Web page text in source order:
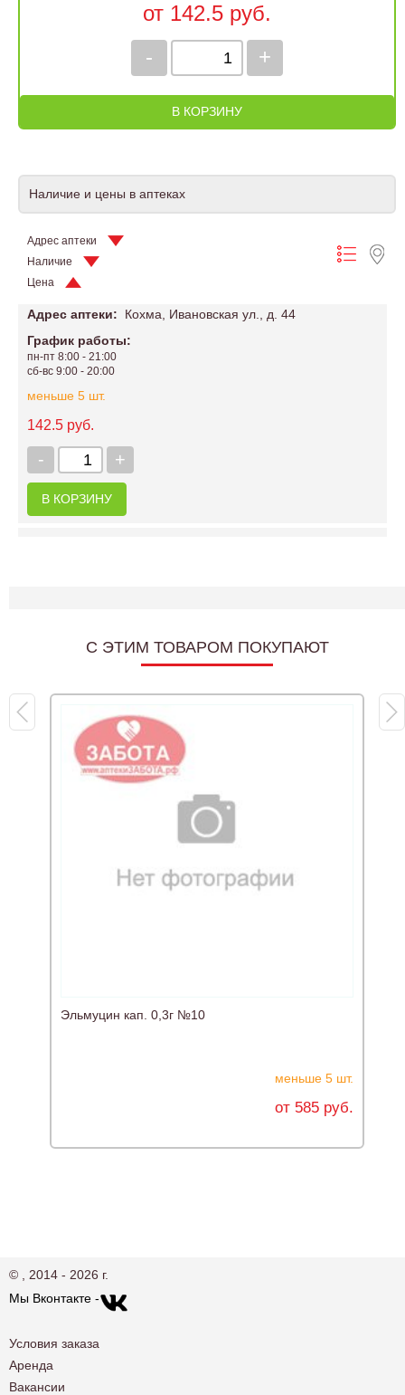
от 142.5 руб.
+
-
В КОРЗИНУ
Наличие и цены в аптеках
Адрес аптеки
Наличие
Цена
Адрес аптеки:
Кохма, Ивановская ул., д. 44
График работы:
пн-пт 8:00 - 21:00
сб-вс 9:00 - 20:00
меньше 5 шт.
142.5 руб.
+
-
В КОРЗИНУ
C ЭТИМ ТОВАРОМ ПОКУПАЮТ
Эльмуцин кап. 0,3г №10
меньше 5 шт.
от 585 руб.
© , 2014 - 2026 г.
Мы Вконтакте -
Условия заказа
Аренда
Вакансии